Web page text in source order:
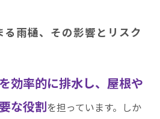
雨樋、その影響とリスク
効率的に排水し、屋根や
な役割を担っています。しか